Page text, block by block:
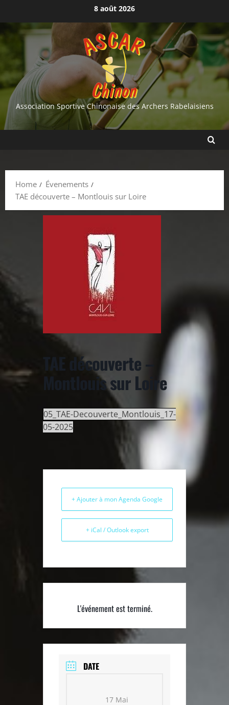
content
8 août 2026
Association Sportive Chinonaise des Archers Rabelaisiens
Home
Évenements
TAE découverte – Montlouis sur Loire
TAE découverte –
Montlouis sur Loire
05_TAE-Decouverte_Montlouis_17-
05-2025
+ Ajouter à mon Agenda Google
+ iCal / Outlook export
L'événement est terminé.
DATE
17 Mai